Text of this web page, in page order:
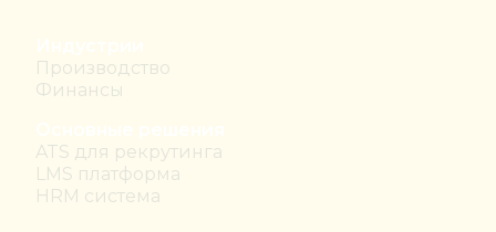
Производство
Финансы
ATS для рекрутинга
LMS платформа
HRM система